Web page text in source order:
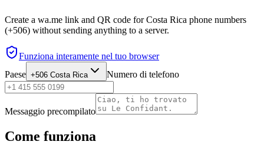
Create a wa.me link and QR code for Costa Rica phone numbers
(+506) without sending anything to a server.
Funziona interamente nel tuo browser
Paese +506 Costa Rica Numero di telefono
Messaggio precompilato
Come funziona